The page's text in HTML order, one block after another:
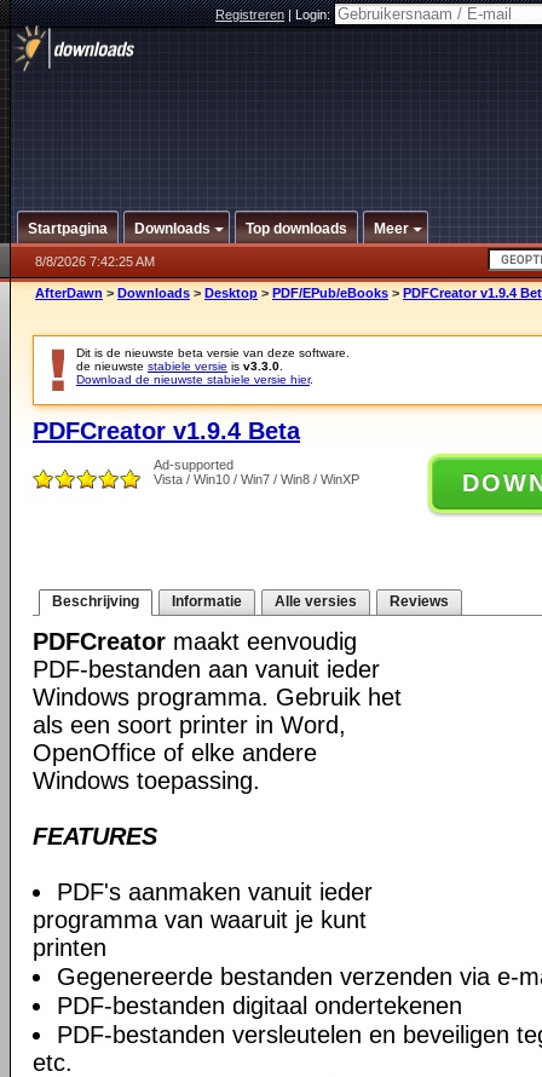
Registreren|Login:
Startpagina Downloads Top downloads Meer
8/8/2026 7:42:25 AM
AfterDawn > Downloads > Desktop > PDF/EPub/eBooks > PDFCreator v1.9.4
Dit is de nieuwste beta versie van deze software.
de nieuwste stabiele versie is v3.3.0
Download de nieuwste stabiele versie hier.
PDFCreator v1.9.4 Beta
Ad-supported
Vista / Win10 / Win7 / Win8 / WinXP
Beschrijving Informatie Alle versies Reviews
PDFCreator maakt eenvoudig
PDF-bestanden aan vanuit ieder
Windows programma. Gebruik het
als een soort printer in Word,
OpenOffice of elke andere
Windows toepassing.
FEATURES
PDF's aanmaken vanuit ieder
programma van waaruit je kunt
printen
Gegenereerde bestanden verzenden via e-
PDF-bestanden digitaal ondertekenen
PDF-bestanden versleutelen en beveiligen
etc.